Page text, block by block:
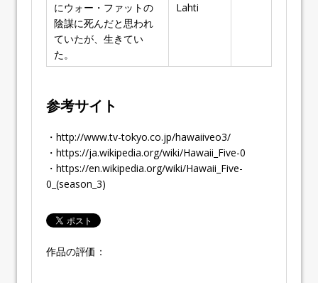
にウォー・ファットの
陰謀に死んだと思われ
ていたが、生きてい
た。
Lahti
参考サイト
・http://www.tv-tokyo.co.jp/hawaiifiveo3/
・https://ja.wikipedia.org/wiki/Hawaii_Five-0
・https://en.wikipedia.org/wiki/Hawaii_Five-
0_(season_3)
作品の評価：